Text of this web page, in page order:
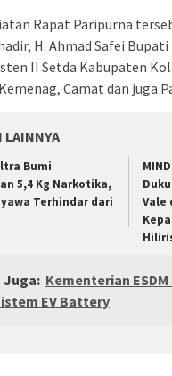
Rapat Paripurna
H. Ahmad Safei
II Setda Kabupaten
Camat dan juga
LAINNYA
Bumi
5,4 Kg Narkotika,
Terhindar dari
Vale
Juga: Kementerian
EV Battery